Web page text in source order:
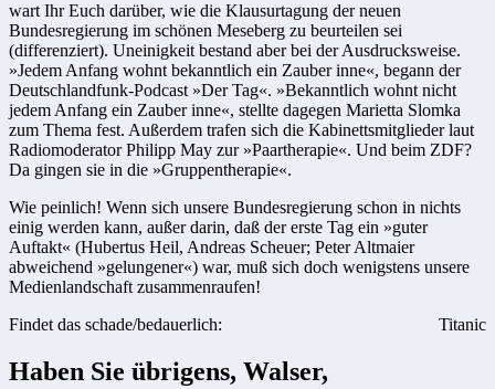
wart Ihr Euch darüber, wie die Klausurtagung der neuen
Bundesregierung im schönen Meseberg zu beurteilen sei
(differenziert). Uneinigkeit bestand aber bei der Ausdrucksweise.
»Jedem Anfang wohnt bekanntlich ein Zauber inne«, begann der
Deutschlandfunk-Podcast »Der Tag«. »Bekanntlich wohnt nicht
jedem Anfang ein Zauber inne«, stellte dagegen Marietta Slomka
zum Thema fest. Außerdem trafen sich die Kabinettsmitglieder laut
Radiomoderator Philipp May zur »Paartherapie«. Und beim ZDF?
Da gingen sie in die »Gruppentherapie«.
Wie peinlich! Wenn sich unsere Bundesregierung schon in nichts
einig werden kann, außer darin, daß der erste Tag ein »guter
Auftakt« (Hubertus Heil, Andreas Scheuer; Peter Altmaier
abweichend »gelungener«) war, muß sich doch wenigstens unsere
Medienlandschaft zusammenraufen!
Findet das schade/bedauerlich:
Titanic
Haben Sie übrigens, Walser,